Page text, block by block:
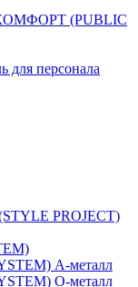
(PUBLIC
персонала
PROJECT)
А-металл
О-металл